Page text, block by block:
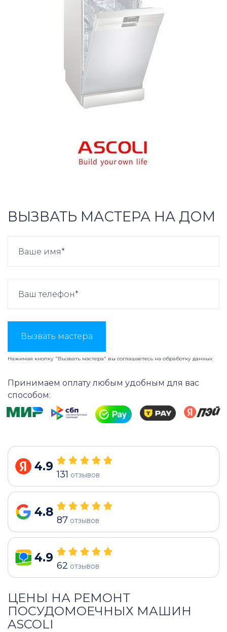
ВЫЗВАТЬ МАСТЕРА НА ДОМ
Вызвать мастера
Нажимая кнопку "Вызвать мастера" вы соглашаетесь на обработку данных
Принимаем оплату любым удобным для вас
способом:
4.9
131 отзывов
4.8
87 отзывов
4.9
62 отзывов
ЦЕНЫ НА РЕМОНТ
ПОСУДОМОЕЧНЫХ МАШИН
ASCOLI